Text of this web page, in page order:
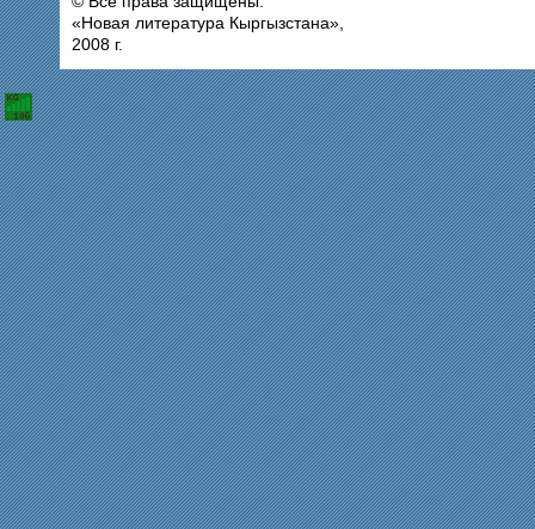
«Новая литература Кыргызстана»,
2008 г.